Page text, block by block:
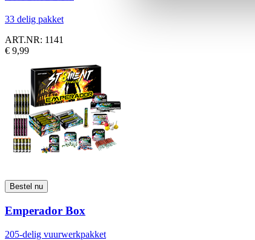
33 delig pakket
ART.NR: 1141
€ 9,99
Emperador Box
205-delig vuurwerkpakket